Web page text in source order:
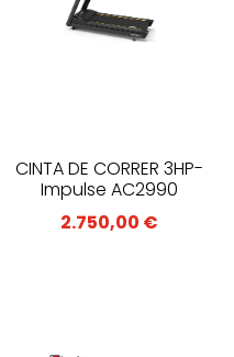
CINTA DE CORRER 3HP-
Impulse AC2990
2.750,00 €